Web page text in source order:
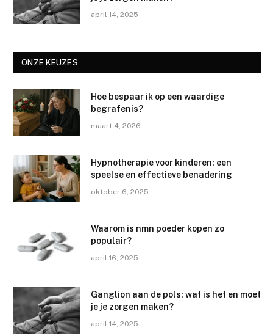
april 14, 2025
ONZE KEUZES
Hoe bespaar ik op een waardige
begrafenis?
maart 4, 2026
Hypnotherapie voor kinderen: een
speelse en effectieve benadering
oktober 6, 2025
Waarom is nmn poeder kopen zo
populair?
april 16, 2025
Ganglion aan de pols: wat is het en moet
je je zorgen maken?
april 14, 2025